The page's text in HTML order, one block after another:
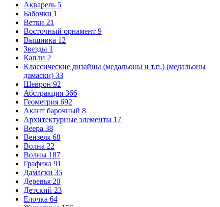
Акварель 5
Бабочки 1
Ветки 21
Восточный орнамент 9
Вышивка 12
Звезды 1
Капли 2
Классические дизайны (медальоны и т.п.) (медальоны
дамаски) 33
Шеврон 92
Абстракция 366
Геометрия 692
Акант барочный 8
Архитектурные элементы 17
Веера 38
Вензеля 68
Волна 22
Волны 187
Графика 91
Дамаски 35
Деревья 20
Детский 23
Елочка 64